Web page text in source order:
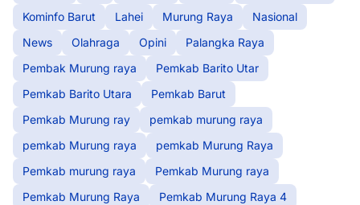
Kominfo Barut
Lahei Murung Raya
Nasional
News
Olahraga Opini
Palangka Raya
Pembak Murung raya
Pemkab Barito Utar
Pemkab Barito Utara
Pemkab Barut
Pemkab Murung ray
pemkab murung raya
pemkab Murung raya
pemkab Murung Raya
Pemkab murung raya
Pemkab Murung raya
Pemkab Murung Raya
Pemkab Murung Raya 4